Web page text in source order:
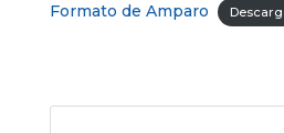
Formato de Amparo